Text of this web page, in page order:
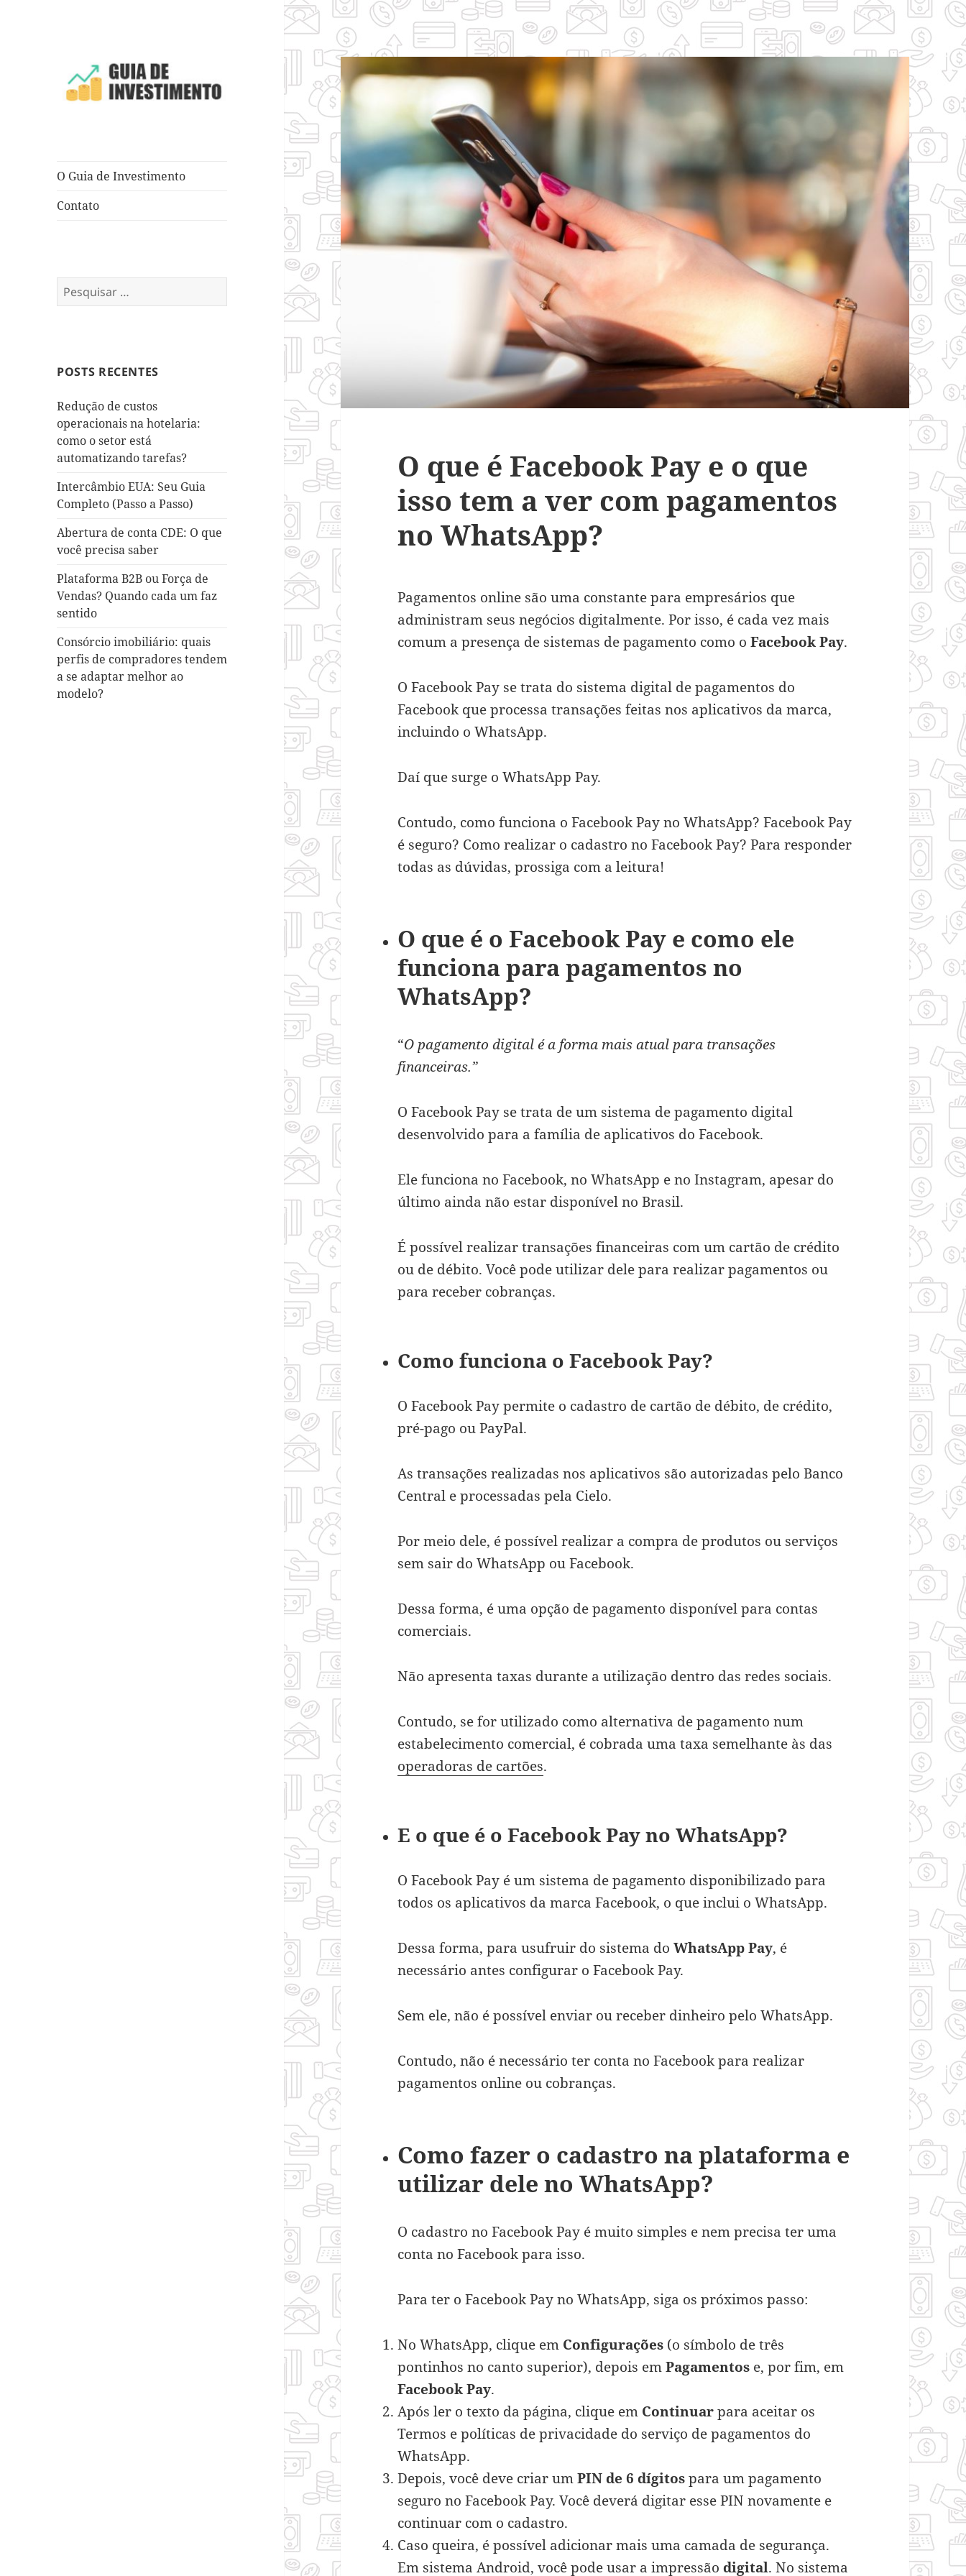
O Guia de Investimento
Contato
Pesquisar
por:
POSTS RECENTES
Redução de custos
operacionais na hotelaria:
como o setor está
automatizando tarefas?
Intercâmbio EUA: Seu Guia
Completo (Passo a Passo)
Abertura de conta CDE: O que
você precisa saber
Plataforma B2B ou Força de
Vendas? Quando cada um faz
sentido
Consórcio imobiliário: quais
perfis de compradores tendem
a se adaptar melhor ao
modelo?
O que é Facebook Pay e o que
isso tem a ver com pagamentos
no WhatsApp?
Pagamentos online são uma constante para empresários que
administram seus negócios digitalmente. Por isso, é cada vez mais
comum a presença de sistemas de pagamento como oFacebook Pay.
O Facebook Pay se trata do sistema digital de pagamentos do
Facebook que processa transações feitas nos aplicativos da marca,
incluindo o WhatsApp.
Daí que surge o WhatsApp Pay.
Contudo, como funciona o Facebook Pay no WhatsApp? Facebook Pay
é seguro? Como realizar o cadastro no Facebook Pay? Para responder
todas as dúvidas, prossiga com a leitura!
O que é o Facebook Pay e como ele
funciona para pagamentos no
WhatsApp?
“O pagamento digital é a forma mais atual para transações
financeiras.”
O Facebook Pay se trata de um sistema de pagamento digital
desenvolvido para a família de aplicativos do Facebook.
Ele funciona no Facebook, no WhatsApp e noInstagram, apesar do
último ainda não estar disponível no Brasil.
É possível realizar transações financeiras com um cartão de crédito
ou de débito. Você pode utilizar dele para realizar pagamentos ou
para receber cobranças.
Como funciona o Facebook Pay?
O Facebook Pay permite o cadastro de cartão de débito, de crédito,
pré-pago ou PayPal.
As transações realizadas nos aplicativos são autorizadas pelo Banco
Central e processadas pela Cielo.
Por meio dele, é possível realizar a compra de produtos ou serviços
sem sair do WhatsApp ou Facebook.
Dessa forma, é uma opção de pagamento disponível para contas
comerciais.
Não apresenta taxas durante a utilização dentro das redes sociais.
Contudo, se for utilizado como alternativa de pagamento num
estabelecimento comercial, é cobrada uma taxa semelhante às das
operadoras de cartões.
E o que é o Facebook Pay no WhatsApp?
O Facebook Pay é um sistema de pagamento disponibilizado para
todos os aplicativos da marca Facebook, o que inclui o WhatsApp.
Dessa forma, para usufruir do sistema doWhatsApp Pay, é
necessário antes configurar o Facebook Pay.
Sem ele, não é possível enviar ou receber dinheiro pelo WhatsApp.
Contudo, não é necessário ter conta no Facebook para realizar
pagamentos online ou cobranças.
Como fazer o cadastro na plataforma e
utilizar dele no WhatsApp?
O cadastro no Facebook Pay é muito simples e nem precisa ter uma
conta no Facebook para isso.
Para ter o Facebook Pay no WhatsApp, siga os próximos passo:
No WhatsApp, clique em Configurações (o símbolo de três
pontinhos no canto superior), depois emPagamentos e, por fim, em
Facebook Pay.
Após ler o texto da página, clique em Continuarpara aceitar os
Termos e políticas de privacidade do serviço de pagamentos do
WhatsApp.
Depois, você deve criar umPIN de 6 dígitospara um pagamento
seguro no Facebook Pay. Você deverá digitar esse PIN novamente e
continuar com o cadastro.
Caso queira, é possível adicionar mais uma camada de segurança.
Em sistema Android, você pode usar a impressão digital. No sistema